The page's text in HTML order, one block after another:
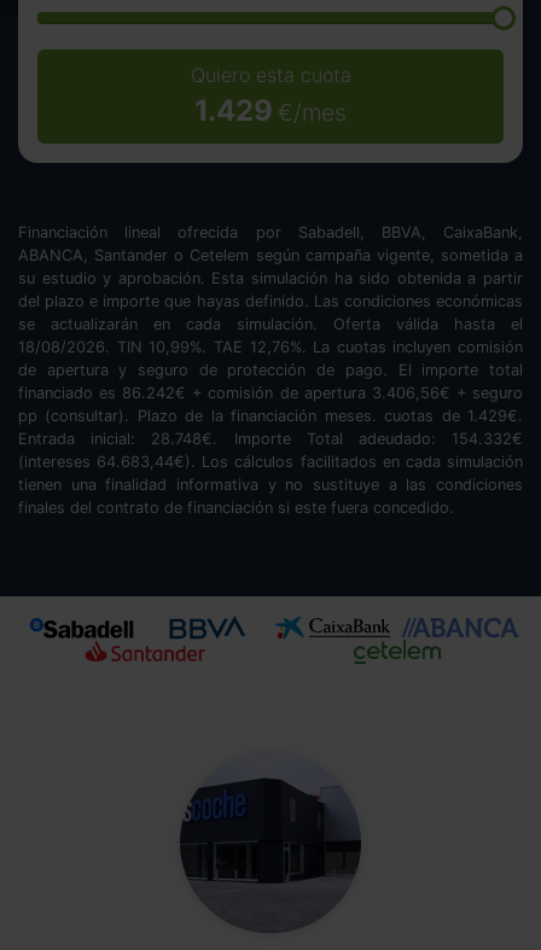
Quiero esta cuota
1.429 €/mes
Financiación lineal ofrecida por Sabadell, BBVA, CaixaBank,
ABANCA, Santander o Cetelem según campaña vigente, sometida a
su estudio y aprobación. Esta simulación ha sido obtenida a partir
del plazo e importe que hayas definido. Las condiciones económicas
se actualizarán en cada simulación. Oferta válida hasta el
18/08/2026. TIN 10,99%. TAE 12,76%. La cuotas incluyen comisión
de apertura y seguro de protección de pago. El importe total
financiado es 86.242€ + comisión de apertura 3.406,56€ + seguro
pp (consultar). Plazo de la financiación meses. cuotas de 1.429€.
Entrada inicial: 28.748€. Importe Total adeudado: 154.332€
(intereses 64.683,44€). Los cálculos facilitados en cada simulación
tienen una finalidad informativa y no sustituye a las condiciones
finales del contrato de financiación si este fuera concedido.